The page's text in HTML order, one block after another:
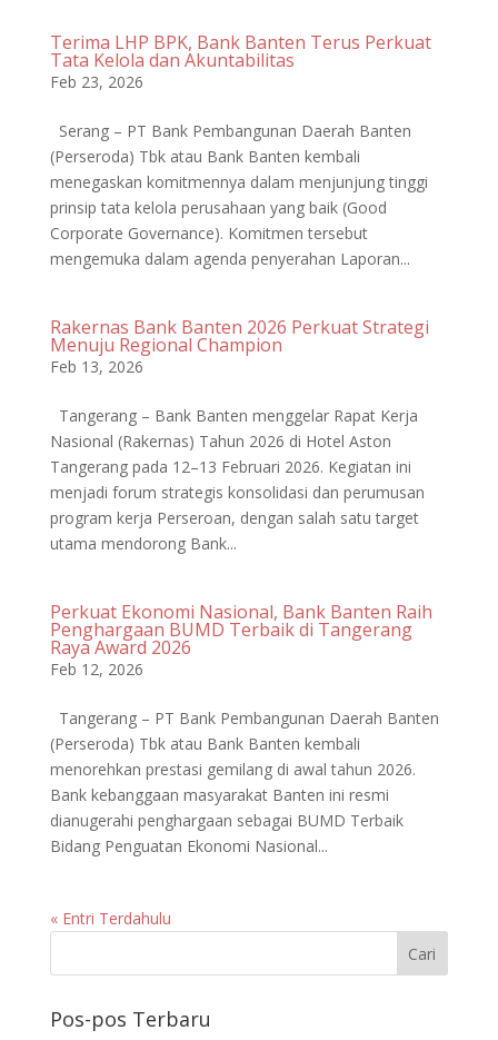
Terima LHP BPK, Bank Banten Terus Perkuat
Tata Kelola dan Akuntabilitas
Feb 23, 2026
Serang – PT Bank Pembangunan Daerah Banten
(Perseroda) Tbk atau Bank Banten kembali
menegaskan komitmennya dalam menjunjung tinggi
prinsip tata kelola perusahaan yang baik (Good
Corporate Governance). Komitmen tersebut
mengemuka dalam agenda penyerahan Laporan...
Rakernas Bank Banten 2026 Perkuat Strategi
Menuju Regional Champion
Feb 13, 2026
Tangerang – Bank Banten menggelar Rapat Kerja
Nasional (Rakernas) Tahun 2026 di Hotel Aston
Tangerang pada 12–13 Februari 2026. Kegiatan ini
menjadi forum strategis konsolidasi dan perumusan
program kerja Perseroan, dengan salah satu target
utama mendorong Bank...
Perkuat Ekonomi Nasional, Bank Banten Raih
Penghargaan BUMD Terbaik di Tangerang
Raya Award 2026
Feb 12, 2026
Tangerang – PT Bank Pembangunan Daerah Banten
(Perseroda) Tbk atau Bank Banten kembali
menorehkan prestasi gemilang di awal tahun 2026.
Bank kebanggaan masyarakat Banten ini resmi
dianugerahi penghargaan sebagai BUMD Terbaik
Bidang Penguatan Ekonomi Nasional...
« Entri Terdahulu
Pos-pos Terbaru